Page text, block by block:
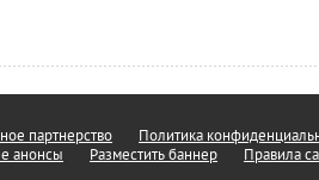
партнерство
Политика
анонсы Разместить баннер Правила